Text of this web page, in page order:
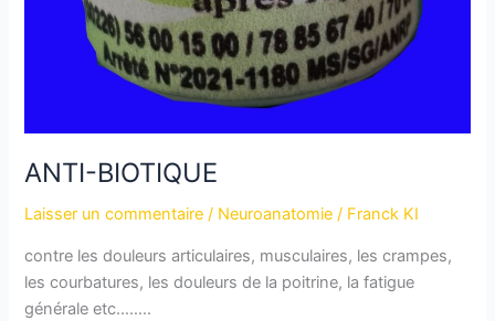
ANTI-BIOTIQUE
Laisser un commentaire / Neuroanatomie / Franck KI
contre les douleurs articulaires, musculaires, les crampes,
les courbatures, les douleurs de la poitrine, la fatigue
générale etc……..